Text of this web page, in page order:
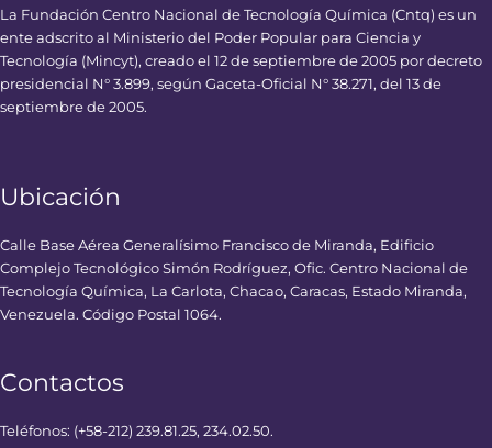
La Fundación Centro Nacional de Tecnología Química (Cntq) es un
ente adscrito al Ministerio del Poder Popular para Ciencia y
Tecnología (Mincyt), creado el 12 de septiembre de 2005 por decreto
presidencial N° 3.899, según Gaceta-Oficial N° 38.271, del 13 de
septiembre de 2005.
Ubicación
Calle Base Aérea Generalísimo Francisco de Miranda, Edificio
Complejo Tecnológico Simón Rodríguez, Ofic. Centro Nacional de
Tecnología Química, La Carlota, Chacao, Caracas, Estado Miranda,
Venezuela. Código Postal 1064.
Contactos
Teléfonos: (+58-212) 239.81.25, 234.02.50.